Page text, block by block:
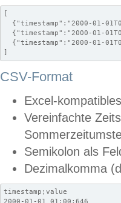
[
{"timestamp":"2000-01-
{"timestamp":"2000-01-
{"timestamp":"2000-01-
]
CSV-Format
Excel-
Vereinfachte
Semikolon als
Dezimalkomma
timestamp;value
2000-01-01 01:00;646